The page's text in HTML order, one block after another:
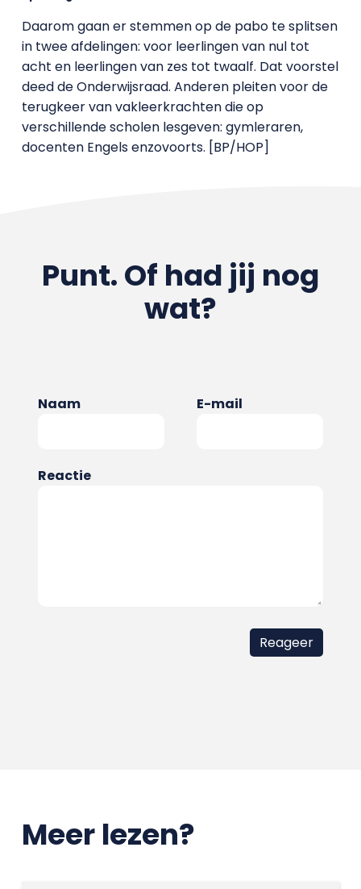
Daarom gaan er stemmen op de pabo te splitsen
in twee afdelingen: voor leerlingen van nul tot
acht en leerlingen van zes tot twaalf. Dat voorstel
deed de Onderwijsraad. Anderen pleiten voor de
terugkeer van vakleerkrachten die op
verschillende scholen lesgeven: gymleraren,
docenten Engels enzovoorts. [BP/HOP]
Punt. Of had jij nog
wat?
Naam E-mail
Reactie
Meer lezen?